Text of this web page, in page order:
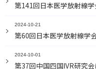
第141回日本医学放射線学
2024-10-21
第60回日本医学放射線学
2024-10-01
第37回中国四国IVR研究会